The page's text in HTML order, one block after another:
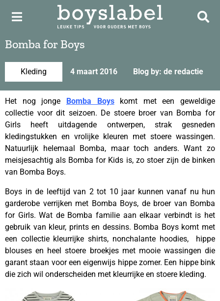
Bomba for Boys
Kleding 4 maart 2016 Blog by: de redactie
Het nog jonge Bomba Boyskomt met een geweldige
collectie voor dit seizoen. De stoere broer van Bomba for
Girls heeft uitdagende ontwerpen, strak gesneden
kledingstukken en vrolijke kleuren met stoere wassingen.
Natuurlijk helemaal Bomba, maar toch anders. Want zo
meisjesachtig als Bomba for Kids is, zo stoer zijn de binken
van Bomba Boys.
Boys in de leeftijd van 2 tot 10 jaar kunnen vanaf nu hun
garderobe verrijken met Bomba Boys, de broer van Bomba
for Girls. Wat de Bomba familie aan elkaar verbindt is het
gebruik van kleur, prints en dessins. Bomba Boys komt met
een collectie kleurrijke shirts, nonchalante hoodies, hippe
blouses en heel stoere broekjes met mooie wassingen die
garant staan voor een eigenwijs hippe zomer. Een hippe bink
die zich wil onderscheiden met kleurrijke en stoere kleding.